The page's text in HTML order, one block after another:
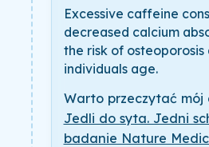
Excessive caffeine
decreased calcium
the risk of osteoporosis
individuals age.
Warto przeczytać mój
Jedli do syta. Jedni
badanie Nature